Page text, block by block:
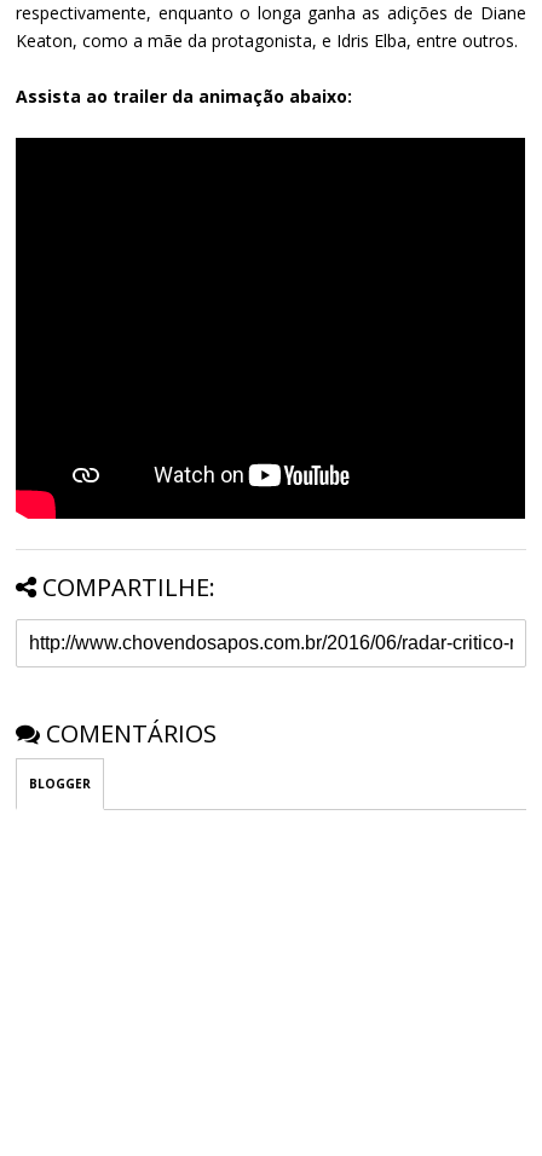
respectivamente, enquanto o longa ganha as adições de Diane
Keaton, como a mãe da protagonista, e Idris Elba, entre outros.
Assista ao trailer da animação abaixo:
COMPARTILHE:
COMENTÁRIOS
BLOGGER